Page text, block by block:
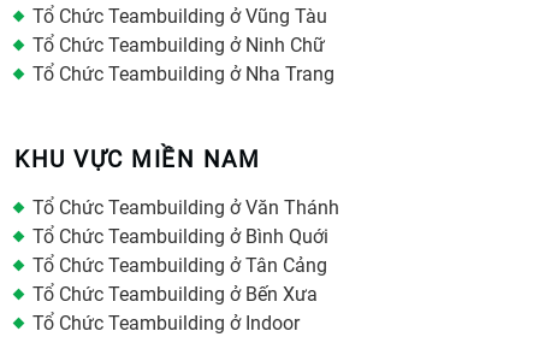
Tổ Chức Teambuilding ở Vũng Tàu
Tổ Chức Teambuilding ở Ninh Chữ
Tổ Chức Teambuilding ở Nha Trang
KHU VỰC MIỀN NAM
Tổ Chức Teambuilding ở Văn Thánh
Tổ Chức Teambuilding ở Bình Quới
Tổ Chức Teambuilding ở Tân Cảng
Tổ Chức Teambuilding ở Bến Xưa
Tổ Chức Teambuilding ở Indoor